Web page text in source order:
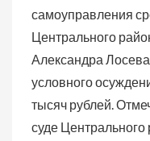
самоуправления
Центрального
Александра
условного
тысяч рублей.
суде